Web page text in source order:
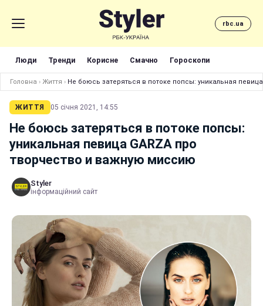
rbc.ua
Люди Тренди Корисне Смачно Гороскопи
Головна › Життя › Не боюсь затеряться в потоке попсы: уникальная
ЖИТТЯ 05 січня 2021, 14:55
Не боюсь затеряться в потоке попсы:
уникальная певица GARZA про
творчество и важную миссию
Styler
інформаційний сайт